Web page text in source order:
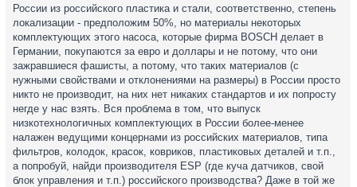
России из российского пластика и стали, соответственно, степень
локализации - предположим 50%, но материалы некоторых
комплектующих этого насоса, которые фирма BOSСH делает в
Германии, покупаются за евро и доллары и не потому, что они
зажравшиеся фашисты, а потому, что таких материалов (с
нужными свойствами и отклонениями на размеры) в России просто
никто не производит, на них нет никаких стандартов и их попросту
негде у нас взять. Вся проблема в том, что выпуск
низкотехнологичных комплектующих в России более-менее
налажен ведущими концернами из российских материалов, типа
фильтров, колодок, красок, ковриков, пластиковых деталей и т.п.,
а попробуй, найди производителя ESP (где куча датчиков, свой
блок управления и т.п.) российского производства? Даже в той же